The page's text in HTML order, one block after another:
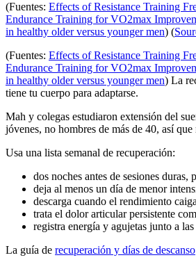
(Fuentes: Effects of Resistance Training
Endurance Training for VO2max
in healthy older versus younger men) (
(Fuentes: Effects of Resistance Training
Endurance Training for VO2max
in healthy older versus younger men) La
tiene tu cuerpo para adaptarse.
Mah y colegas estudiaron extensión del
jóvenes, no hombres de más de 40, así
Usa una lista semanal de recuperación:
dos noches antes de sesiones duras,
deja al menos un día de menor
descarga cuando el rendimiento
trata el dolor articular persistente
registra energía y agujetas junto a
La guía de recuperación y días de descanso